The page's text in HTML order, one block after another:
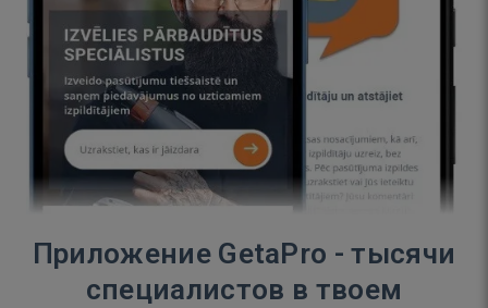
Приложение GetaPro - тысячи
специалистов в твоем